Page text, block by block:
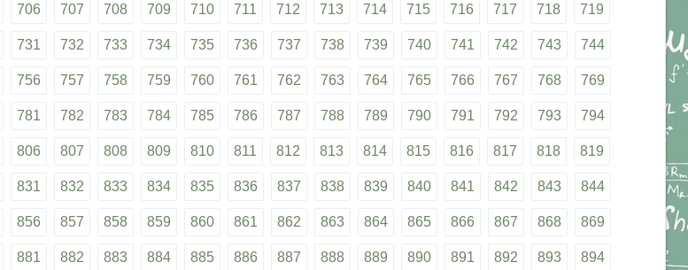
706 707 708 709 710 711 712 713 714 715 716 717 718 719
731 732 733 734 735 736 737 738 739 740 741 742 743 744
756 757 758 759 760 761 762 763 764 765 766 767 768 769
781 782 783 784 785 786 787 788 789 790 791 792 793 794
806 807 808 809 810 811 812 813 814 815 816 817 818 819
831 832 833 834 835 836 837 838 839 840 841 842 843 844
856 857 858 859 860 861 862 863 864 865 866 867 868 869
881 882 883 884 885 886 887 888 889 890 891 892 893 894